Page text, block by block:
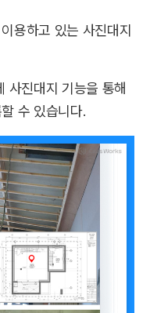
용하고 있는 사진대지
사진대지 기능을 통해
수 있습니다.